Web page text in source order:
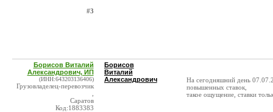
#3
Борисов Виталий
Александрович, ИП
(ИНН:643203136406)
Грузовладелец-перевозчик
Саратов
Код:1883383
Борисов
Виталий
Александрович
На сегодняшний день
повышенных ставок,
такое ощущение, ставки